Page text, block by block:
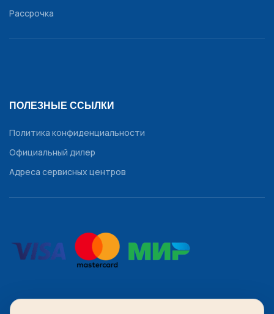
Рассрочка
ПОЛЕЗНЫЕ ССЫЛКИ
Политика конфиденциальности
Официальный дилер
Адреса сервисных центров